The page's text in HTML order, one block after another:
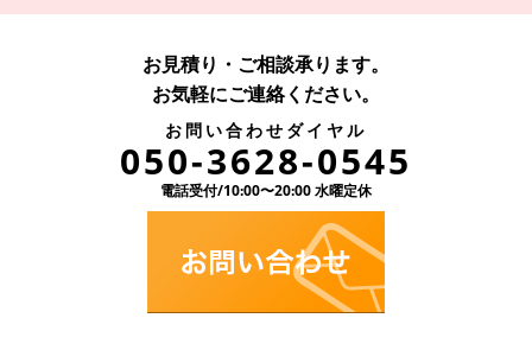
お見積り・ご相談承ります。
お気軽にご連絡ください。
お問い合わせダイヤル
050-3628-0545
電話受付/10:00〜20:00 水曜定休